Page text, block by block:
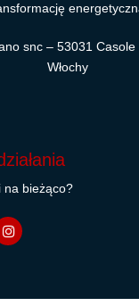
snc – 53031
Włochy
na bieżąco?